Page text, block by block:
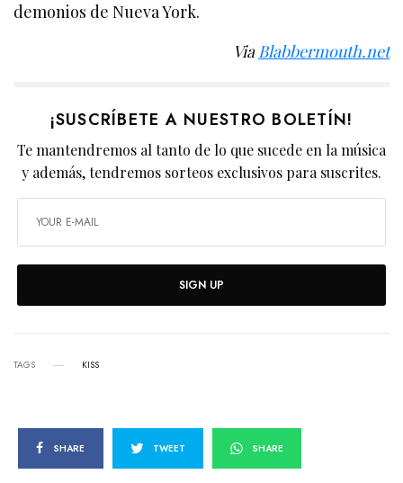
demonios de Nueva York.
ViaBlabbermouth.net
¡SUSCRÍBETE A NUESTRO BOLETÍN!
Te mantendremos al tanto de lo que sucede en la música
y además, tendremos sorteos exclusivos para suscrites.
SIGN UP
TAGS KISS
SHARE TWEET SHARE